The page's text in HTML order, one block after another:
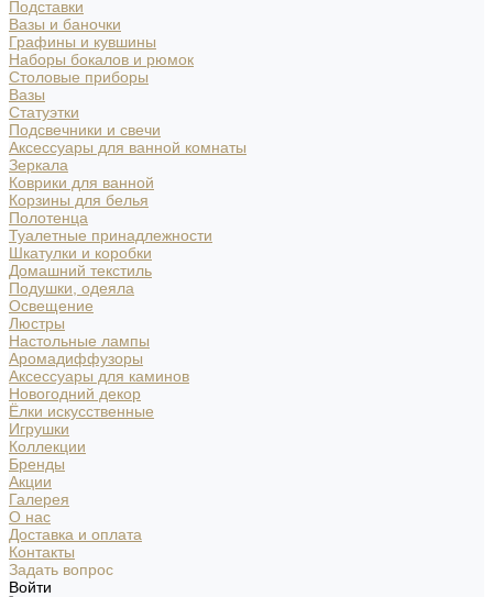
Подставки
Вазы и баночки
Графины и кувшины
Наборы бокалов и рюмок
Столовые приборы
Вазы
Статуэтки
Подсвечники и свечи
Аксессуары для ванной комнаты
Зеркала
Коврики для ванной
Корзины для белья
Полотенца
Туалетные принадлежности
Шкатулки и коробки
Домашний текстиль
Подушки, одеяла
Освещение
Люстры
Настольные лампы
Аромадиффузоры
Аксессуары для каминов
Новогодний декор
Ёлки искусственные
Игрушки
Коллекции
Бренды
Акции
Галерея
О нас
Доставка и оплата
Контакты
Задать вопрос
Войти